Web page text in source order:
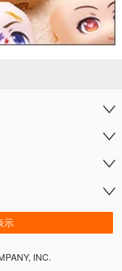
示
INC.